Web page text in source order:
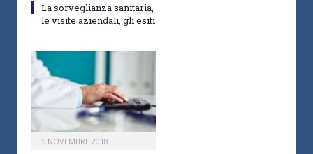
La sorveglianza sanitaria,
le visite aziendali, gli esiti
5 NOVEMBRE 2018